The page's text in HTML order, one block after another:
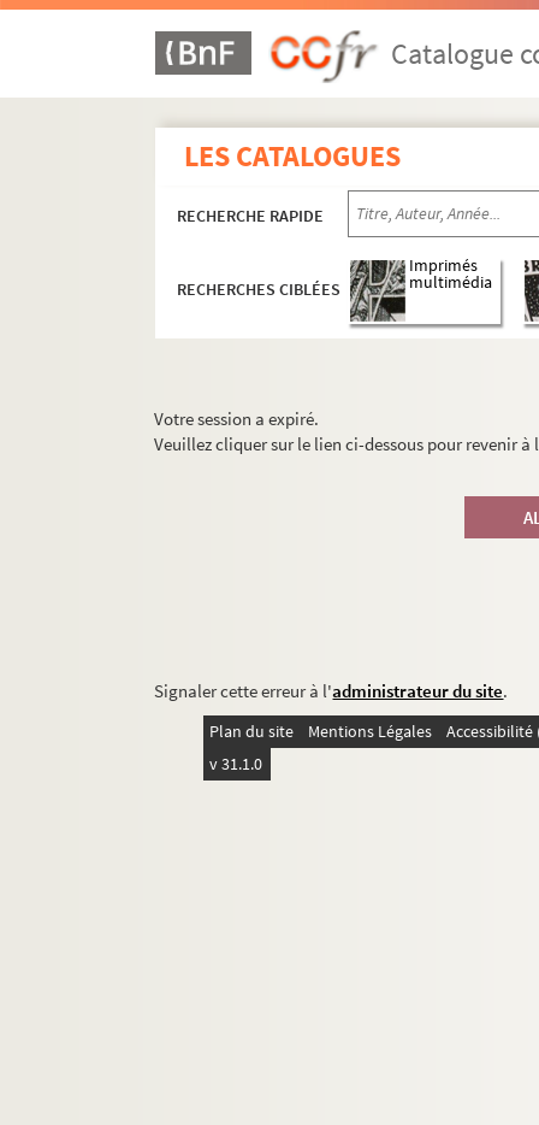
Catalogue
LES CATALOGUES
RECHERCHE RAPIDE
RECHERCHES CIBLÉES
Imprimés
multimédia
Votre session a expiré.
Veuillez cliquer sur le lien ci-dessous pour revenir
Signaler cette erreur à l'administrateur du site.
Plan du site Mentions Légales
v 31.1.0